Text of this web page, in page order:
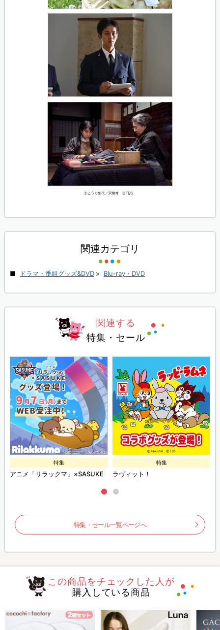
関連カテゴリ
ドラマ・番組グッズ&DVD > Blu-ray・DVD
関連する
特集・セール
特集
アニメ「リラックマ」×SASUKE
特集
ラヴィット！
特集・セール一覧ページへ
この商品をチェックした人が
購入している商品